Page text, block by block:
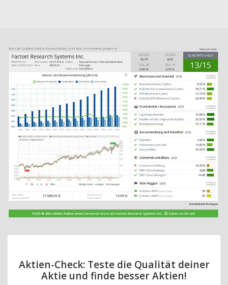
Aktien-Check: Teste die Qualität deiner
Aktie und finde besser Aktien!